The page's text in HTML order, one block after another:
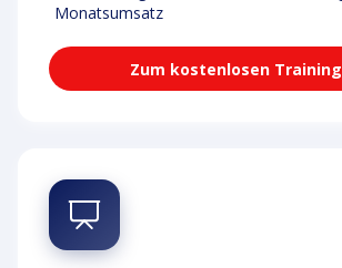
Monatsumsatz
Zum kostenlosen Training